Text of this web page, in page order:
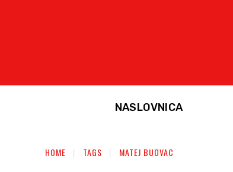
NASLOVNICA
HOME TAGS MATEJ BUOVAC